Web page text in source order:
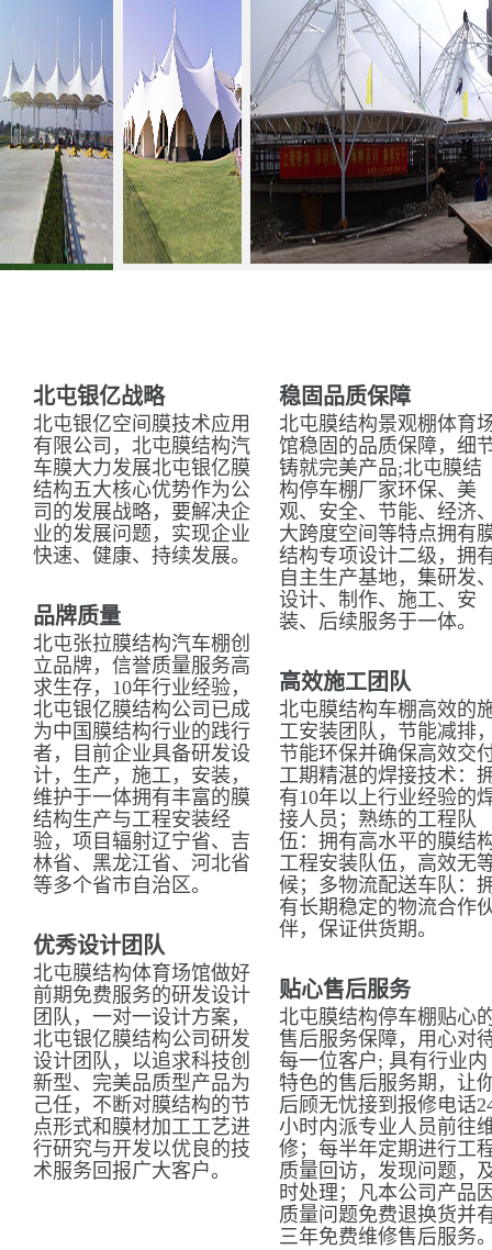
北屯银亿战略
北屯银亿空间膜技术应用
有限公司，北屯膜结构汽
车膜大力发展北屯银亿膜
结构五大核心优势作为公
司的发展战略，要解决企
业的发展问题，实现企业
快速、健康、持续发展。
品牌质量
北屯张拉膜结构汽车棚创
立品牌，信誉质量服务高
求生存，10年行业经验，
北屯银亿膜结构公司已成
为中国膜结构行业的践行
者，目前企业具备研发设
计，生产，施工，安装，
维护于一体拥有丰富的膜
结构生产与工程安装经
验，项目辐射辽宁省、吉
林省、黑龙江省、河北省
等多个省市自治区。
优秀设计团队
北屯膜结构体育场馆做好
前期免费服务的研发设计
团队，一对一设计方案，
北屯银亿膜结构公司研发
设计团队，以追求科技创
新型、完美品质型产品为
己任，不断对膜结构的节
点形式和膜材加工工艺进
行研究与开发以优良的技
术服务回报广大客户。
稳固品质保障
北屯膜结构景观棚体育
馆稳固的品质保障，细
铸就完美产品;北屯膜结
构停车棚厂家环保、美
观、安全、节能、经济
大跨度空间等特点拥有
结构专项设计二级，拥
自主生产基地，集研发
设计、制作、施工、安
装、后续服务于一体。
高效施工团队
北屯膜结构车棚高效的
工安装团队，节能减排
节能环保并确保高效交
工期精湛的焊接技术：
有10年以上行业经验的
接人员；熟练的工程队
伍：拥有高水平的膜结
工程安装队伍，高效无
候；多物流配送车队：
有长期稳定的物流合作
伴，保证供货期。
贴心售后服务
北屯膜结构停车棚贴心
售后服务保障，用心对
每一位客户; 具有行业内
特色的售后服务期，让
后顾无忧接到报修电话
小时内派专业人员前往
修；每半年定期进行工
质量回访，发现问题，
时处理；凡本公司产品
质量问题免费退换货并
三年免费维修售后服务